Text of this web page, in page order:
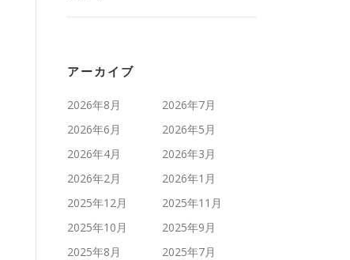
アーカイブ
2026年8月
2026年7月
2026年6月
2026年5月
2026年4月
2026年3月
2026年2月
2026年1月
2025年12月
2025年11月
2025年10月
2025年9月
2025年8月
2025年7月